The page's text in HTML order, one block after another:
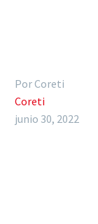
Por Coreti
Coreti
junio 30, 2022